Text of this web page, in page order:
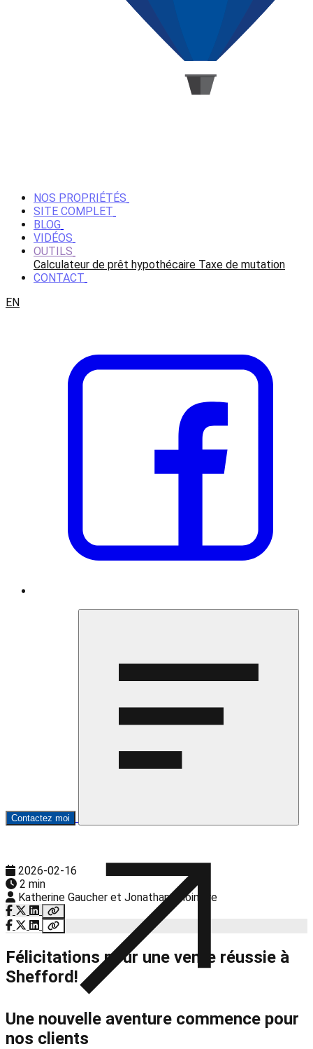
NOS PROPRIÉTÉS
SITE COMPLET
BLOG
VIDÉOS
OUTILS
Calculateur de prêt hypothécaire Taxe de mutation
CONTACT
EN
Contactez moi
2026-02-16
2 min
Katherine Gaucher et Jonathan Choinière
Félicitations pour une vente réussie à
Shefford!
Une nouvelle aventure commence pour
nos clients